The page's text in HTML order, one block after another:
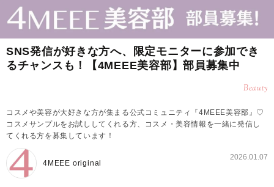
SNS発信が好きな方へ、限定モニターに参加でき
るチャンスも！【4MEEE美容部】部員募集中
Beauty
コスメや美容が大好きな方が集まる公式コミュニティ『4MEEE美容部』♡
コスメサンプルをお試ししてくれる方、コスメ・美容情報を一緒に発信し
てくれる方を募集しています！
4MEEE original
2026.01.07